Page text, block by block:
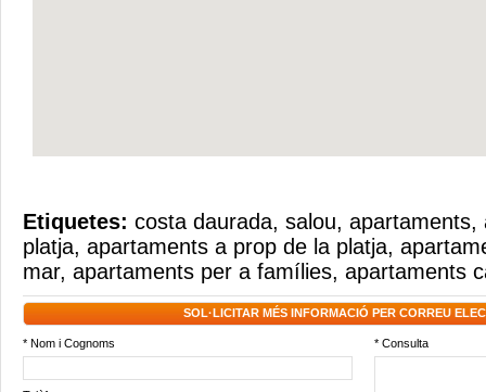
Etiquetes: costa daurada, salou, apartaments,
platja, apartaments a prop de la platja,
mar, apartaments per a famílies, apartaments
SOL·LICITAR MÉS INFORMACIÓ PER CORREU
* Nom i Cognoms * Consulta